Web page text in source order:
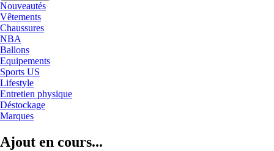
Nouveautés
Vêtements
Chaussures
NBA
Ballons
Equipements
Sports US
Lifestyle
Entretien physique
Déstockage
Marques
Ajout en cours...